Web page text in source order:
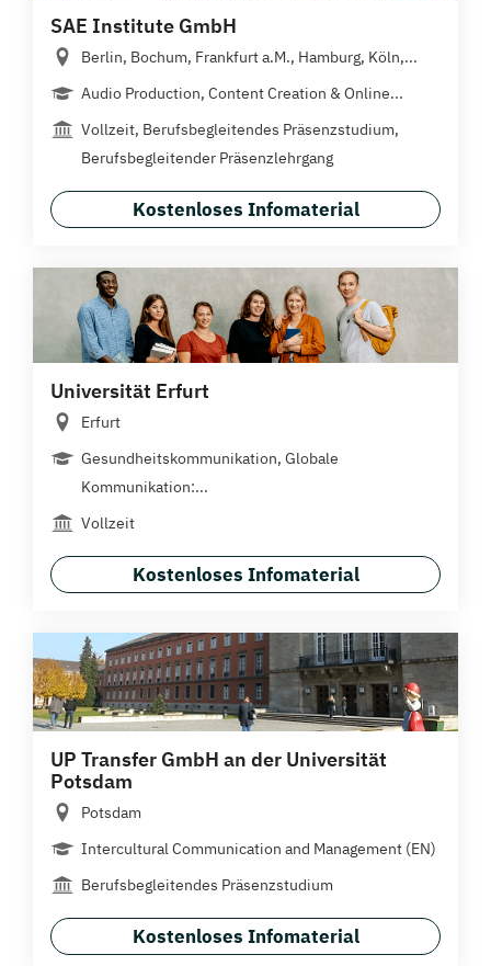
SAE Institute GmbH
Berlin, Bochum, Frankfurt a.M., Hamburg, Köln,...
Audio Production, Content Creation & Online...
Vollzeit, Berufsbegleitendes Präsenzstudium,
Berufsbegleitender Präsenzlehrgang
Kostenloses Infomaterial
Universität Erfurt
Erfurt
Gesundheitskommunikation, Globale
Kommunikation:...
Vollzeit
Kostenloses Infomaterial
UP Transfer GmbH an der Universität
Potsdam
Potsdam
Intercultural Communication and Management (EN)
Berufsbegleitendes Präsenzstudium
Kostenloses Infomaterial